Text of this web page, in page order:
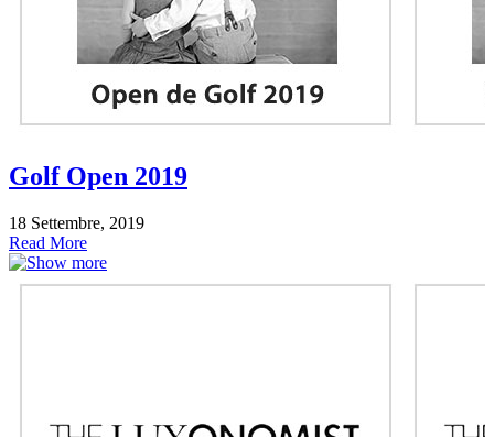
Golf Open 2019
18 Settembre, 2019
Read More